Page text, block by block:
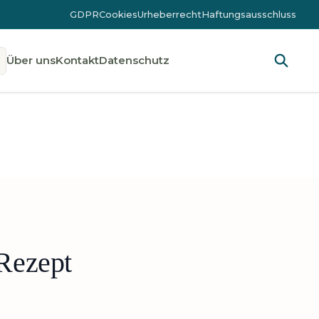
GDPRCookiesUrheberrechtHaftungsausschluss
Über unsKontaktDatenschutz